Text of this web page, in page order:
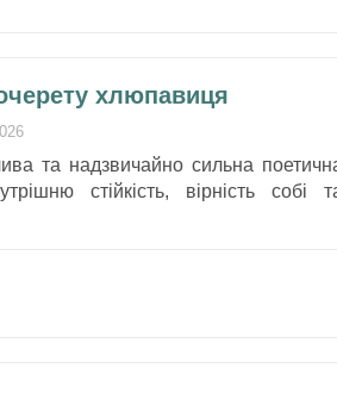
хлюпавиця
та надзвичайно сильна
стійкість, вірність собі